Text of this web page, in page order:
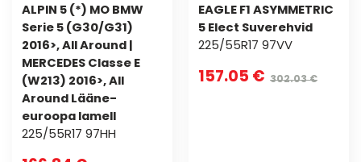
ALPIN 5 (*) MO BMW
Serie 5 (G30/G31)
2016>, All Around |
MERCEDES Classe E
(W213) 2016>, All
Around Lääne-
euroopa lamell
225/55R17 97HH
EAGLE F1 ASYMMETRIC
5 Elect Suverehvid
225/55R17 97VV
157.05 € 302.03 €